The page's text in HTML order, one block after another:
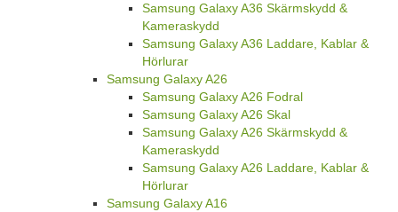
Samsung Galaxy A36 Skärmskydd &
Kameraskydd
Samsung Galaxy A36 Laddare, Kablar &
Hörlurar
Samsung Galaxy A26
Samsung Galaxy A26 Fodral
Samsung Galaxy A26 Skal
Samsung Galaxy A26 Skärmskydd &
Kameraskydd
Samsung Galaxy A26 Laddare, Kablar &
Hörlurar
Samsung Galaxy A16